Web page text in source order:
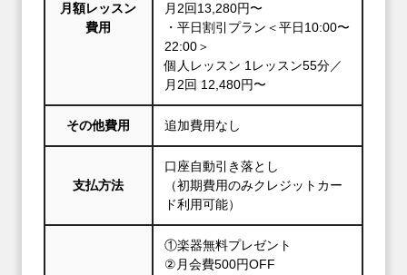
月額レッスン
費用
月2回13,280円〜
・平日割引プラン＜平日10:00〜
22:00＞
個人レッスン 1レッスン55分／
月2回 12,480円〜
その他費用 追加費用なし
支払方法
口座自動引き落とし
（初期費用のみクレジットカー
ド利用可能）
①楽器無料プレゼント
②月会費500円OFF